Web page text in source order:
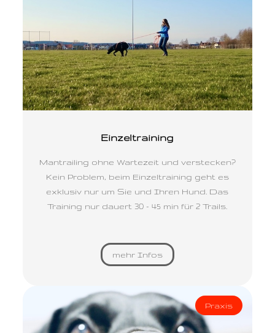
Einzeltraining
Mantrailing ohne Wartezeit und verstecken?
Kein Problem, beim Einzeltraining geht es
exklusiv nur um Sie und Ihren Hund. Das
Training nur dauert 30 - 45 min für 2 Trails.
mehr Infos
Praxis